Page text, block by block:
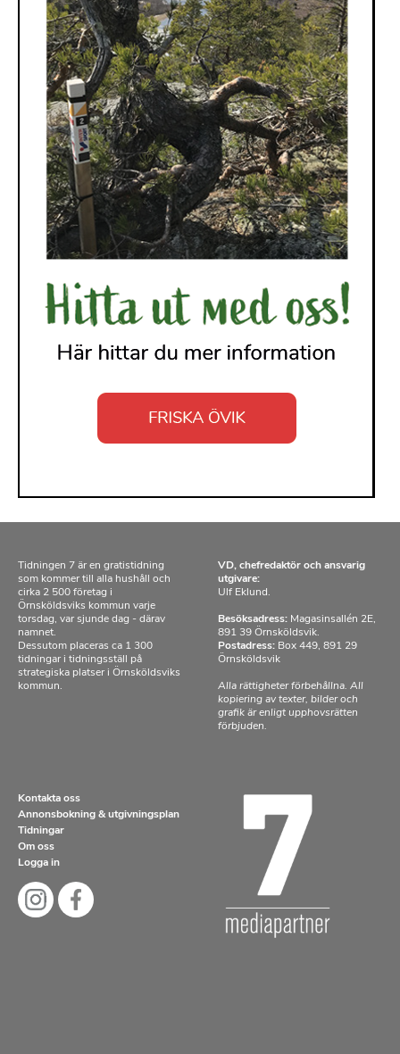
Tidningen 7 är en gratistidning
som kommer till alla hushåll och
cirka 2 500 företag i
Örnsköldsviks kommun varje
torsdag, var sjunde dag - därav
namnet.
Dessutom placeras ca 1 300
tidningar i tidningsställ på
strategiska platser i Örnsköldsviks
kommun.
VD, chefredaktör och ansvarig
utgivare:
Ulf Eklund.
Besöksadress: Magasinsallén 2E,
891 39 Örnsköldsvik.
Postadress: Box 449, 891 29
Örnsköldsvik
Alla rättigheter förbehållna. All
kopiering av texter, bilder och
grafik är enligt upphovsrätten
förbjuden.
Kontakta oss
Annonsbokning & utgivningsplan
Tidningar
Om oss
Logga in